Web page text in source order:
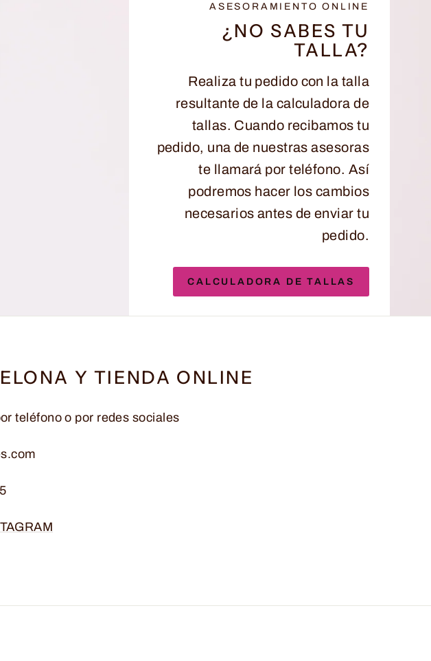
ASESORAMIENTO ONLINE
¿NO SABES TU
TALLA?
Realiza tu pedido con la talla
resultante de la calculadora de
tallas. Cuando recibamos tu
pedido, una de nuestras asesoras
te llamará por teléfono. Así
podremos hacer los cambios
necesarios antes de enviar tu
pedido.
CALCULADORA DE TALLAS
Y TIENDA ONLINE
teléfono o por redes sociales